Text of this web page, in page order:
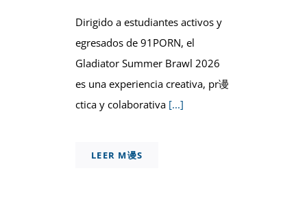
Dirigido a estudiantes activos y
egresados de 91PORN, el
Gladiator Summer Brawl 2026
es una experiencia creativa, pr谩
ctica y colaborativa[...]
LEER M谩S